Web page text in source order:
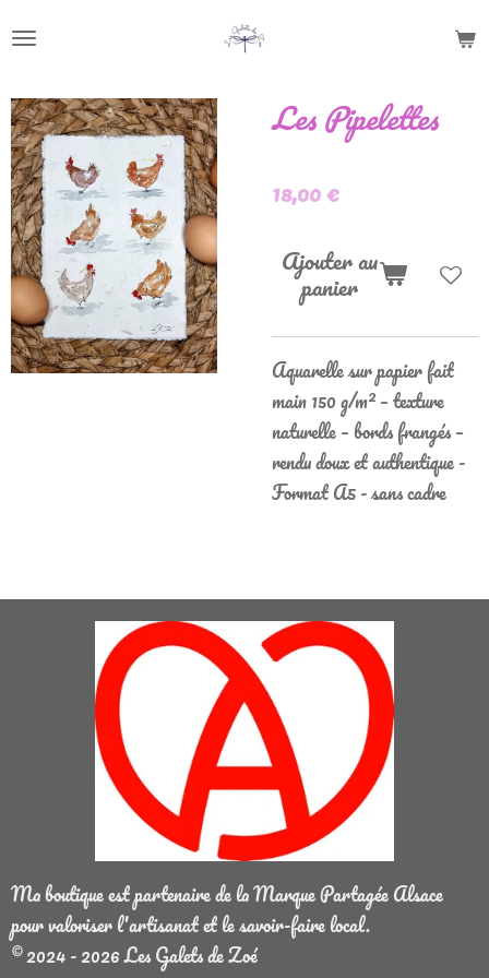
principal
Les Pipelettes
18,00 €
Ajouter au
panier
Aquarelle sur papier fait
main 150 g/m² – texture
naturelle – bords frangés –
rendu doux et authentique -
Format A5 - sans cadre
Ma boutique est partenaire de la Marque Partagée Alsace
pour valoriser l'artisanat et le savoir-faire local.
© 2024 - 2026 Les Galets de Zoé